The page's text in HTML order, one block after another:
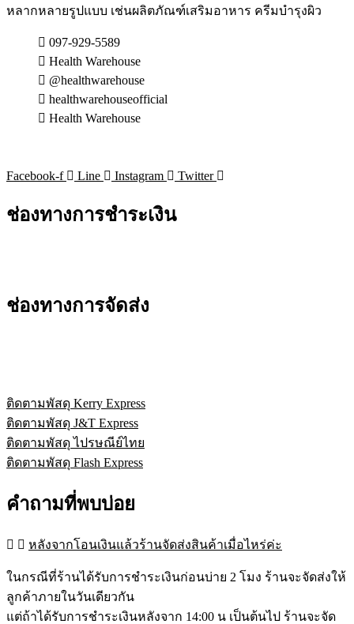
10
ยา
กัน
ปิด
แผล
กัน
น้ำ
พร้อม
แผ่น
ซับ
6 x 7
ยา
น้ำ
กล้าม
เนื้อ สี
น้ำตาล
หลากหลายรูปแบบ เช่นผลิตภัณฑ์เสริมอาหาร ครีมบำรุงผิว
097-929-5589
Health Warehouse
@healthwarehouse
healthwarehouseofficial
Health Warehouse
Facebook-f Line Instagram Twitter
ช่องทางการชำระเงิน
ช่องทางการจัดส่ง
ติดตามพัสดุ Kerry Express
ติดตามพัสดุ J&T Express
ติดตามพัสดุ ไปรษณีย์ไทย
ติดตามพัสดุ Flash Express
คำถามที่พบบ่อย
หลังจากโอนเงินแล้วร้านจัดส่งสินค้าเมื่อไหร่ค่ะ
ในกรณีที่ร้านได้รับการชำระเงินก่อนบ่าย 2 โมง ร้านจะจัดส่งให้
ลูกค้าภายในวันเดียวกัน
แต่ถ้าได้รับการชำระเงินหลังจาก 14:00 น เป็นต้นไป ร้านจะจัด